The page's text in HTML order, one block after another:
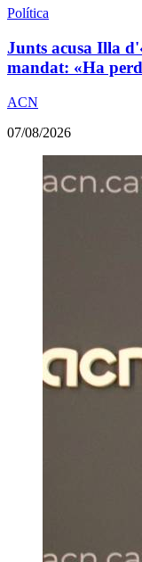
Política
Junts acusa Illa
mandat: «Ha
ACN
07/08/2026